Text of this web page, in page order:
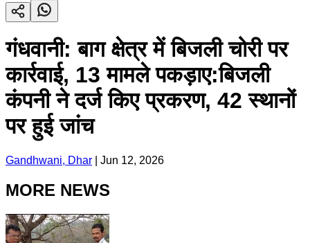
गंधवानी: बाग क्षेत्र में बिजली चोरी पर
कार्रवाई, 13 मामले पकड़ाए:बिजली
कंपनी ने दर्ज किए प्रकरण, 42 स्थानों
पर हुई जांच
Gandhwani, Dhar Jun 12, 2026
MORE NEWS